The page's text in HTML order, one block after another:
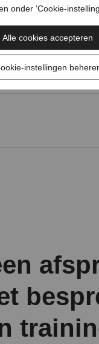
onder ‘Cookie-
Alle cookies accepteren
instellingen